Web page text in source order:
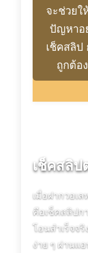
จะช่วย
ปัญหาอ
เช็คสลิ
ถูกต้อ
เช็คสลิป
เมื่อฝากวอเ
คือเช็คสลิปก
โอนสำเร็จจ
ง่าย ๆ ผ่านแ